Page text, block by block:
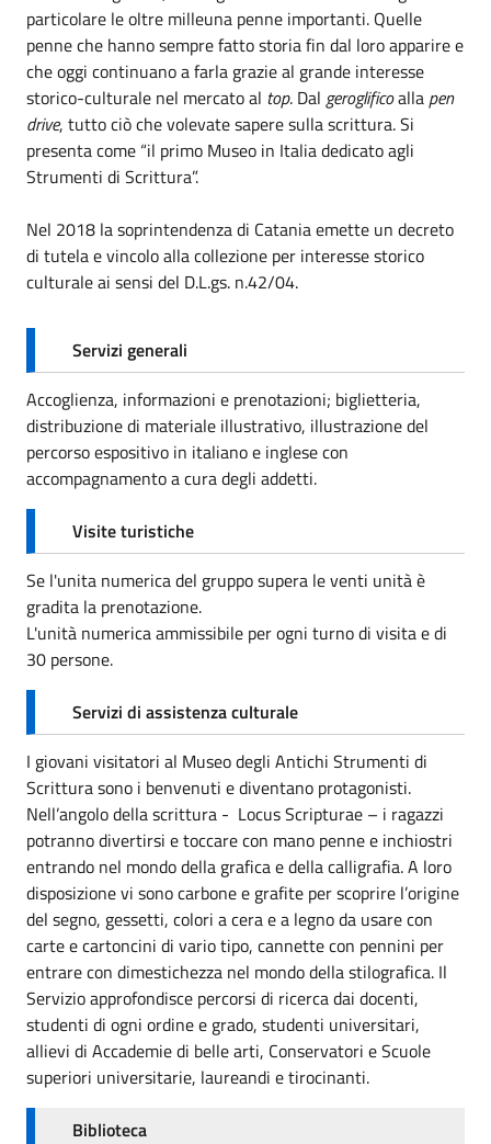
particolare le oltre milleuna penne importanti. Quelle
penne che hanno sempre fatto storia fin dal loro apparire e
che oggi continuano a farla grazie al grande interesse
storico-culturale nel mercato al top. Dal geroglificoalla pen
drive, tutto ciò che volevate sapere sulla scrittura. Si
presenta come “il primo Museo in Italia dedicato agli
Strumenti di Scrittura”.
Nel 2018 la soprintendenza di Catania emette un decreto
di tutela e vincolo alla collezione per interesse storico
culturale ai sensi del D.L.gs. n.42/04.
Servizi generali
Accoglienza, informazioni e prenotazioni; biglietteria,
distribuzione di materiale illustrativo, illustrazione del
percorso espositivo in italiano e inglese con
accompagnamento a cura degli addetti.
Visite turistiche
Se l'unita numerica del gruppo supera le venti unità è
gradita la prenotazione.
L'unità numerica ammissibile per ogni turno di visita e di
30 persone.
Servizi di assistenza culturale
I giovani visitatori al Museo degli Antichi Strumenti di
Scrittura sono i benvenuti e diventano protagonisti.
Nell’angolo della scrittura - Locus Scripturae – i ragazzi
potranno divertirsi e toccare con mano penne e inchiostri
entrando nel mondo della grafica e della calligrafia. A loro
disposizione vi sono carbone e grafite per scoprire l’origine
del segno, gessetti, colori a cera e a legno da usare con
carte e cartoncini di vario tipo, cannette con pennini per
entrare con dimestichezza nel mondo della stilografica. Il
Servizio approfondisce percorsi di ricerca dai docenti,
studenti di ogni ordine e grado, studenti universitari,
allievi di Accademie di belle arti, Conservatori e Scuole
superiori universitarie, laureandi e tirocinanti.
Biblioteca